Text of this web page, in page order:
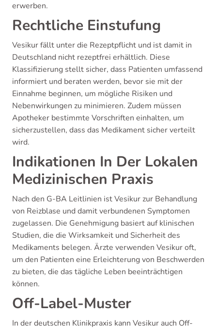
erwerben.
Rechtliche Einstufung
Vesikur fällt unter die Rezeptpflicht und ist damit in
Deutschland nicht rezeptfrei erhältlich. Diese
Klassifizierung stellt sicher, dass Patienten umfassend
informiert und beraten werden, bevor sie mit der
Einnahme beginnen, um mögliche Risiken und
Nebenwirkungen zu minimieren. Zudem müssen
Apotheker bestimmte Vorschriften einhalten, um
sicherzustellen, dass das Medikament sicher verteilt
wird.
Indikationen In Der Lokalen
Medizinischen Praxis
Nach den G-BA Leitlinien ist Vesikur zur Behandlung
von Reizblase und damit verbundenen Symptomen
zugelassen. Die Genehmigung basiert auf klinischen
Studien, die die Wirksamkeit und Sicherheit des
Medikaments belegen. Ärzte verwenden Vesikur oft,
um den Patienten eine Erleichterung von Beschwerden
zu bieten, die das tägliche Leben beeinträchtigen
können.
Off-Label-Muster
In der deutschen Klinikpraxis kann Vesikur auch Off-